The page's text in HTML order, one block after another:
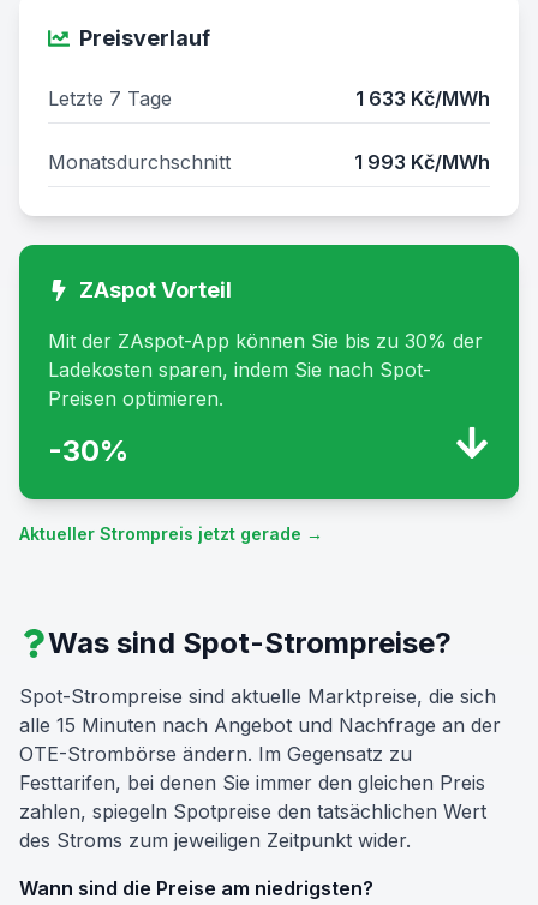
Preisverlauf
Letzte 7 Tage 1 633 Kč/MWh
Monatsdurchschnitt 1 993 Kč/MWh
ZAspotVorteil
Mit der ZAspot-App können Sie bis zu 30% der
Ladekosten sparen, indem Sie nach Spot-
Preisen optimieren.
-30%
Aktueller Strompreis jetzt gerade →
Was sind Spot-Strompreise?
Spot-Strompreise sind aktuelle Marktpreise, die sich
alle 15 Minuten nach Angebot und Nachfrage an der
OTE-Strombörse ändern. Im Gegensatz zu
Festtarifen, bei denen Sie immer den gleichen Preis
zahlen, spiegeln Spotpreise den tatsächlichen Wert
des Stroms zum jeweiligen Zeitpunkt wider.
Wann sind die Preise am niedrigsten?